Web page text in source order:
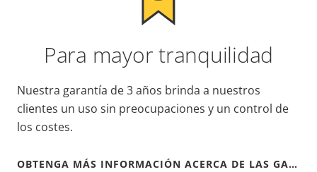
Para mayor tranquilidad
Nuestra garantía de 3 años brinda a nuestros
clientes un uso sin preocupaciones y un control de
los costes.
OBTENGA MÁS INFORMACIÓN ACERCA DE LAS GARANTÍAS DE AXIS